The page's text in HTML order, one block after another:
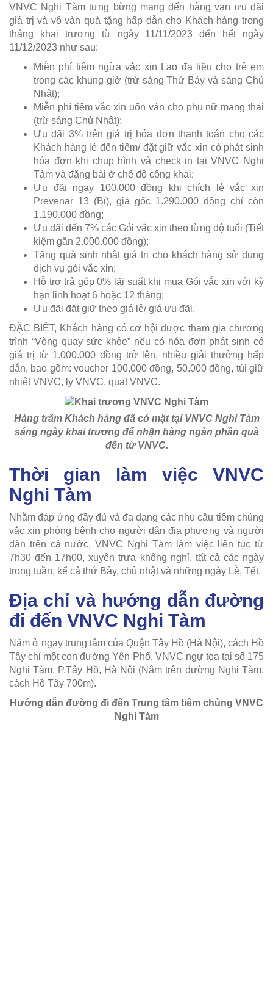
VNVC Nghi Tàm tưng bừng mang đến hàng vạn ưu đãi
giá trị và vô vàn quà tặng hấp dẫn cho Khách hàng trong
tháng khai trương từ ngày 11/11/2023 đến hết ngày
11/12/2023 như sau:
Miễn phí tiêm ngừa vắc xin Lao đa liều cho trẻ em
trong các khung giờ (trừ sáng Thứ Bảy và sáng Chủ
Nhật);
Miễn phí tiêm vắc xin uốn ván cho phụ nữ mang thai
(trừ sáng Chủ Nhật);
Ưu đãi 3% trên giá trị hóa đơn thanh toán cho các
Khách hàng lẻ đến tiêm/ đặt giữ vắc xin có phát sinh
hóa đơn khi chụp hình và check in tại VNVC Nghi
Tàm và đăng bài ở chế độ công khai;
Ưu đãi ngay 100.000 đồng khi chích lẻ vắc xin
Prevenar 13 (Bỉ), giá gốc 1.290.000 đồng chỉ còn
1.190.000 đồng;
Ưu đãi đến 7% các Gói vắc xin theo từng độ tuổi (Tiết
kiệm gần 2.000.000 đồng);
Tặng quà sinh nhật giá trị cho khách hàng sử dụng
dịch vụ gói vắc xin;
Hỗ trợ trả góp 0% lãi suất khi mua Gói vắc xin với kỳ
hạn linh hoạt 6 hoặc 12 tháng;
Ưu đãi đặt giữ theo giá lẻ/ giá ưu đãi.
ĐẶC BIỆT, Khách hàng có cơ hội được tham gia chương
trình “Vòng quay sức khỏe” nếu có hóa đơn phát sinh có
giá trị từ 1.000.000 đồng trở lên, nhiều giải thưởng hấp
dẫn, bao gồm: voucher 100.000 đồng, 50.000 đồng, túi giữ
nhiệt VNVC, ly VNVC, quạt VNVC.
Hàng trăm Khách hàng đã có mặt tại VNVC Nghi Tàm
sáng ngày khai trương để nhận hàng ngàn phần quà
đến từ VNVC.
Thời gian làm việc VNVC
Nghi Tàm
Nhằm đáp ứng đầy đủ và đa dạng các nhu cầu tiêm chủng
vắc xin phòng bệnh cho người dân địa phương và người
dân trên cả nước, VNVC Nghi Tàm làm việc liên tục từ
7h30 đến 17h00, xuyên trưa không nghỉ, tất cả các ngày
trong tuần, kể cả thứ Bảy, chủ nhật và những ngày Lễ, Tết.
Địa chỉ và hướng dẫn đường
đi đến VNVC Nghi Tàm
Nằm ở ngay trung tâm của Quận Tây Hồ (Hà Nội), cách Hồ
Tây chỉ một con đường Yên Phổ, VNVC ngự tọa tại số 175
Nghi Tàm, P.Tây Hồ, Hà Nội (Nằm trên đường Nghi Tàm,
cách Hồ Tây 700m).
Hướng dẫn đường đi đến Trung tâm tiêm chủng VNVC
Nghi Tàm